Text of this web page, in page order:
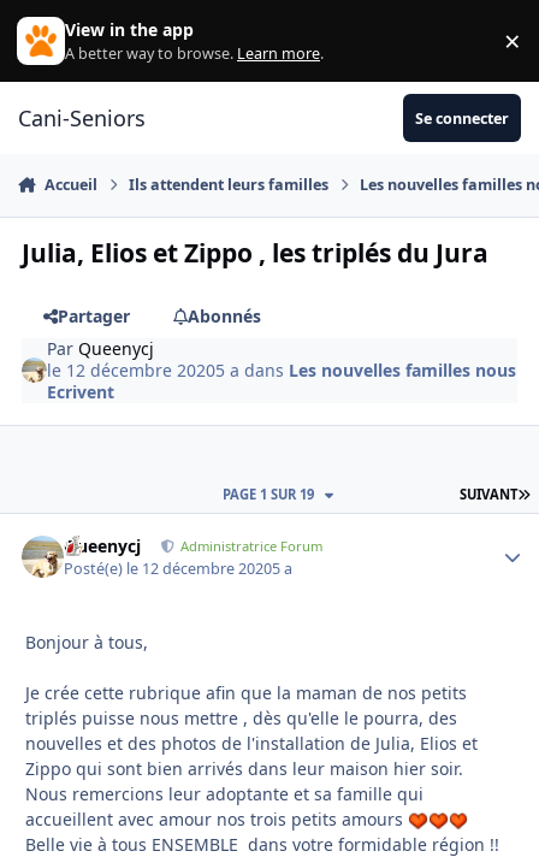
Aller au contenu
View in the app
A better way to browse. Learn more. ×
Cani-Seniors Se connecter
Accueil Ils attendent leurs familles Les nouvelles familles
Julia, Elios et Zippo , les triplés du Jura
Partager
Abonnés
ParQueenycj
le 12 décembre 20205 a dans Les nouvelles familles nous
Ecrivent
SUIVANT
PAGE 1 SUR 19
Queenycj Administratrice Forum
Posté(e) le 12 décembre 20205 a
Bonjour à tous,
Je crée cette rubrique afin que la maman de nos petits
triplés puisse nous mettre , dès qu'elle le pourra, des
nouvelles et des photos de l'installation de Julia, Elios et
Zippo qui sont bien arrivés dans leur maison hier soir.
Nous remercions leur adoptante et sa famille qui
accueillent avec amour nos trois petits amours
Belle vie à tous ENSEMBLE dans votre formidable région !!